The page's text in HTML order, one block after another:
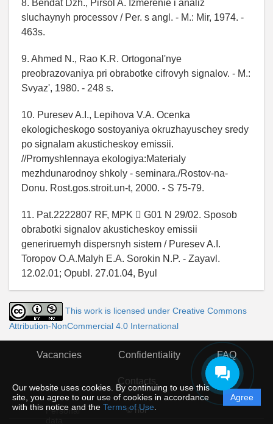
Our website uses cookies. By continuing to use this
site, you agree to our use of cookies in accordance
with this notice and the Terms of Use
Agree
8. Bendat Dzh., Pirsol A. Izmerenie i analiz
sluchaynyh processov / Per. s angl. - M.: Mir, 1974. -
463s.
9. Ahmed N., Rao K.R. Ortogonal'nye
preobrazovaniya pri obrabotke cifrovyh signalov. - M.:
Svyaz', 1980. - 248 s.
10. Puresev A.I., Lepihova V.A. Ocenka
ekologicheskogo sostoyaniya okruzhayuschey sredy
po signalam akusticheskoy emissii.
//Promyshlennaya ekologiya:Materialy
mezhdunarodnoy shkoly - seminara./Rostov-na-
Donu. Rost.gos.stroit.un-t, 2000. - S 75-79.
11. Pat.2222807 RF, MPK  G01 N 29/02. Sposob
obrabotki signalov akusticheskoy emissii
generiruemyh dispersnyh sistem / Puresev A.I.
Toropov O.A.Malyh E.A. Sorokin N.P. - Zayavl.
12.02.01; Opubl. 27.01.04, Byul
This work is licensed under Creative Commons
Attribution-NonCommercial 4.0 International
Vacancies Confidentiality FAQ
Contacts
© rior
Personal